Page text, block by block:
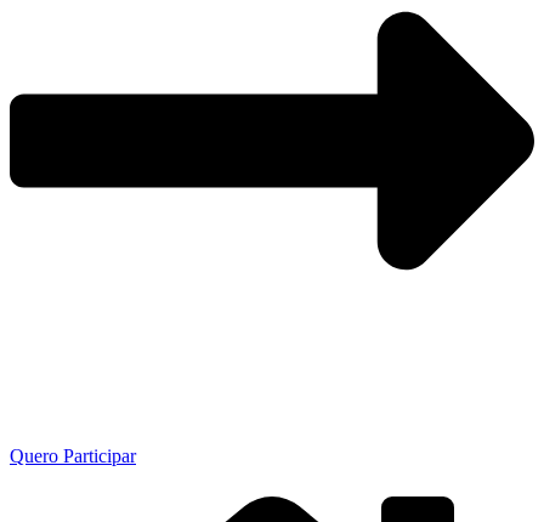
Quero Participar